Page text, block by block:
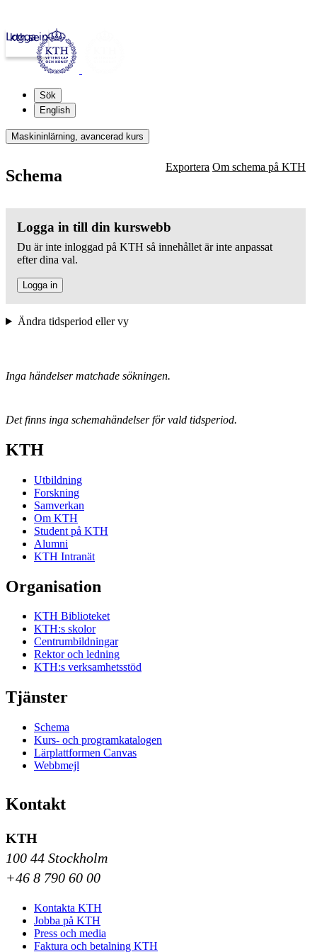
kth.se
Logga in
Sök
English
Maskininlärning, avancerad kurs
Schema Exportera Om schema på KTH
Logga in till din kurswebb
Du är inte inloggad på KTH så innehållet är inte anpassat
efter dina val.
Logga in
Ändra tidsperiod eller vy
Inga händelser matchade sökningen.
Det finns inga schemahändelser för vald tidsperiod.
KTH
Utbildning
Forskning
Samverkan
Om KTH
Student på KTH
Alumni
KTH Intranät
Organisation
KTH Biblioteket
KTH:s skolor
Centrumbildningar
Rektor och ledning
KTH:s verksamhetsstöd
Tjänster
Schema
Kurs- och programkatalogen
Lärplattformen Canvas
Webbmejl
Kontakt
KTH
100 44 Stockholm
+46 8 790 60 00
Kontakta KTH
Jobba på KTH
Press och media
Faktura och betalning KTH